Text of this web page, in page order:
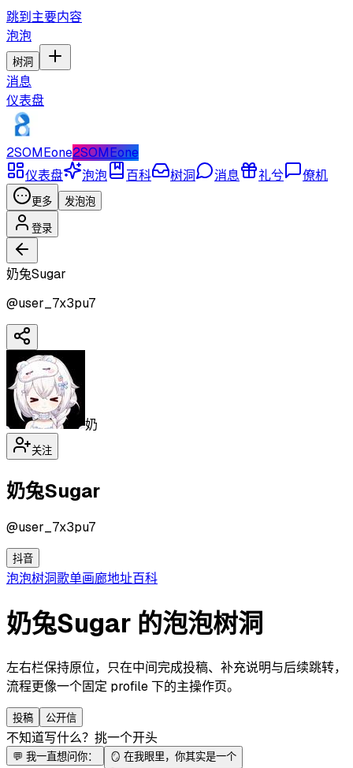
跳到主要内容
泡泡
树洞
消息
仪表盘
2SOMEone2SOMEone
仪表盘
泡泡 百科 树洞 消息 礼兮 僚机
更多 发泡泡
登录
奶兔Sugar
@user_7x3pu7
奶
关注
奶兔Sugar
@user_7x3pu7
抖音
泡泡树洞歌单画廊地址百科
奶兔Sugar 的泡泡树洞
左右栏保持原位，只在中间完成投稿、补充说明与后续跳转，
流程更像一个固定 profile 下的主操作页。
投稿 公开信
不知道写什么？挑一个开头
💬 我一直想问你： 🪞 在我眼里，你其实是一个